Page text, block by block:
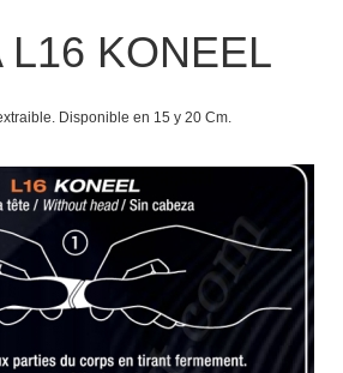
L16 KONEEL
Disponible en 15 y 20 Cm.